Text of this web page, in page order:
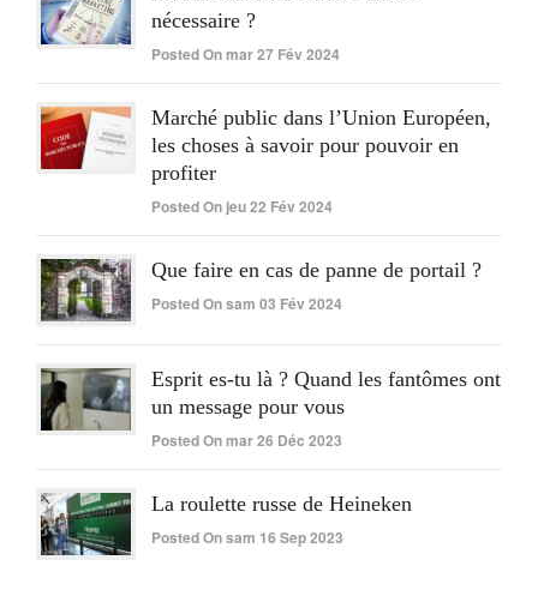
nécessaire ?
Posted On mar 27 Fév 2024
Marché public dans l’Union Européen,
les choses à savoir pour pouvoir en
profiter
Posted On jeu 22 Fév 2024
Que faire en cas de panne de portail ?
Posted On sam 03 Fév 2024
Esprit es-tu là ? Quand les fantômes ont
un message pour vous
Posted On mar 26 Déc 2023
La roulette russe de Heineken
Posted On sam 16 Sep 2023